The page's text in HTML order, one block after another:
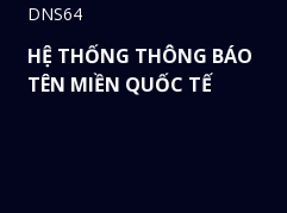
DNS64
HỆ THỐNG THÔNG BÁO
TÊN MIỀN QUỐC TẾ